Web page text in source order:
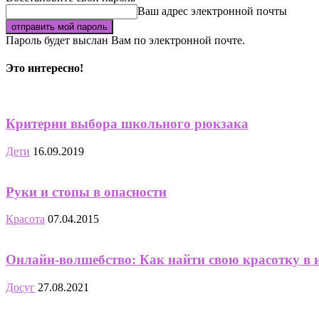
Ваш адрес электронной почты
Пароль будет выслан Вам по электронной почте.
Это интересно!
Критерии выбора школьного рюкзака
Дети 16.09.2019
Руки и стопы в опасности
Красота 07.04.2015
Онлайн-волшебство: Как найти свою красотку в
Досуг 27.08.2021